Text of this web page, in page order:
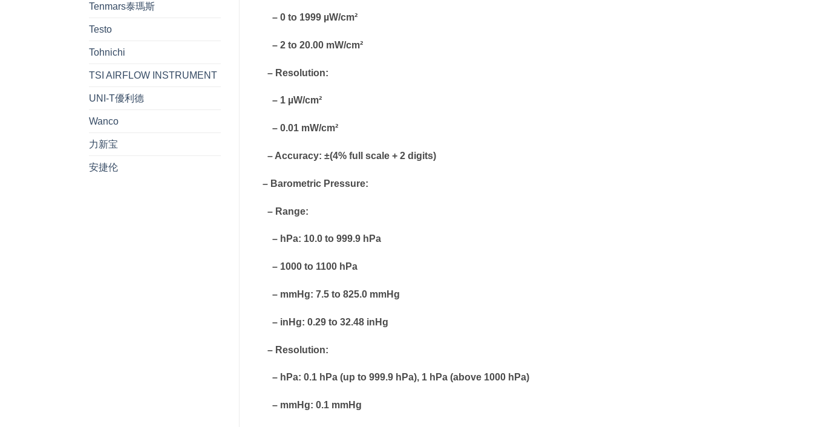
Tenmars泰瑪斯
Testo
Tohnichi
TSI AIRFLOW INSTRUMENT
UNI-T優利德
Wanco
力新宝
安捷伦
– 0 to 1999 µW/cm²
– 2 to 20.00 mW/cm²
– Resolution:
– 1 µW/cm²
– 0.01 mW/cm²
– Accuracy: ±(4% full scale + 2 digits)
– Barometric Pressure:
– Range:
– hPa: 10.0 to 999.9 hPa
– 1000 to 1100 hPa
– mmHg: 7.5 to 825.0 mmHg
– inHg: 0.29 to 32.48 inHg
– Resolution:
– hPa: 0.1 hPa (up to 999.9 hPa), 1 hPa (above 1000 hPa)
– mmHg: 0.1 mmHg